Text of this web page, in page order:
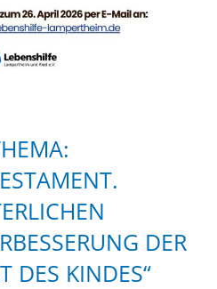
DER
DES KINDES“